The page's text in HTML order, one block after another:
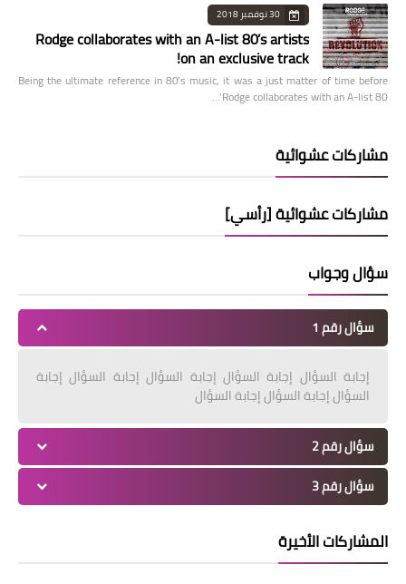
30 نوفمبر 2018
Rodge collaborates with an A-list 80’s artists
on an exclusive track!
Being the ultimate reference in 80’s music, it was a just matter of time before
Rodge collaborates with an A-list 80’…
مشاركات عشوائية
مشاركات عشوائية [رأسي]
سؤال وجواب
سؤال رقم 1
إجابة السؤال إجابة السؤال إجابة السؤال إجابة السؤال إجابة
السؤال إجابة السؤال إجابة السؤال
سؤال رقم 2
سؤال رقم 3
المشاركات الأخيرة